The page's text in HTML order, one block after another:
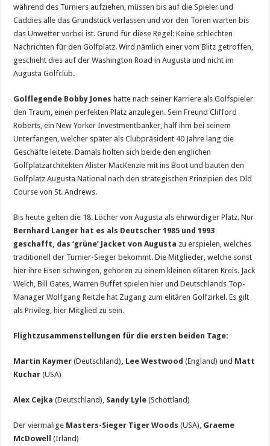
während des Turniers aufziehen, müssen bis auf die Spieler und
Caddies alle das Grundstück verlassen und vor den Toren warten bis
das Unwetter vorbei ist. Grund für diese Regel: Keine schlechten
Nachrichten für den Golfplatz. Wird nämlich einer vom Blitz getroffen,
geschieht dies auf der Washington Road in Augusta und nicht im
Augusta Golfclub.
Golflegende Bobby Jones hatte nach seiner Karriere als Golfspieler
den Traum, einen perfekten Platz anzulegen. Sein Freund Clifford
Roberts, ein New Yorker Investmentbanker, half ihm bei seinem
Unterfangen, welcher später als Clubpräsident 40 Jahre lang die
Geschäfte leitete. Damals holten sich beide den englichen
Golfplatzarchitekten Alister MacKenzie mit ins Boot und bauten den
Golfplatz Augusta National nach den strategischen Prinzipien des Old
Course von St. Andrews.
Bis heute gelten die 18. Löcher von Augusta als ehrwürdiger Platz. Nur
Bernhard Langer hat es als Deutscher 1985 und 1993
geschafft, das ‘grüne’ Jacket von Augusta zu erspielen, welches
traditionell der Turnier-Sieger bekommt. Die Mitglieder, welche sonst
hier ihre Eisen schwingen, gehören zu einem kleinen elitären Kreis. Jack
Welch, Bill Gates, Warren Buffet spielen hier und Deutschlands Top-
Manager Wolfgang Reitzle hat Zugang zum elitären Golfzirkel. Es gilt
als Privileg, hier Mitglied zu sein.
Flightzusammenstellungen für die ersten beiden Tage:
Martin Kaymer(Deutschland) , Lee Westwood(England) und Matt
Kuchar (USA)
Alex Cejka (Deutschland), Sandy Lyle (Schottland)
Der viermalige Masters-Sieger Tiger Woods (USA), Graeme
McDowell(Irland)